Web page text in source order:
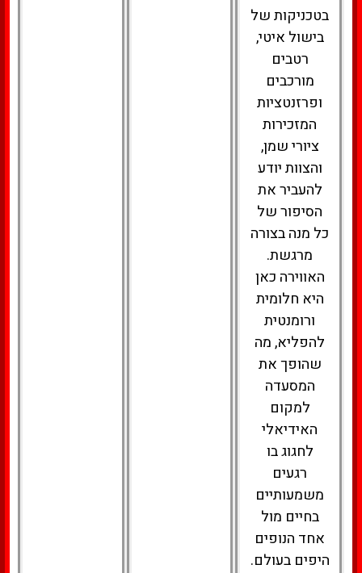
בטכניקות של
בישול איטי,
רטבים
מורכבים
ופרזנטציות
המזכירות
ציורי שמן,
והצוות יודע
להעביר את
הסיפור של
כל מנה בצורה
מרגשת.
האווירה כאן
היא חלומית
ורומנטית
להפליא, מה
שהופך את
המסעדה
למקום
האידיאלי
לחגוג בו
רגעים
משמעותיים
בחיים מול
אחד הנופים
היפים בעולם.